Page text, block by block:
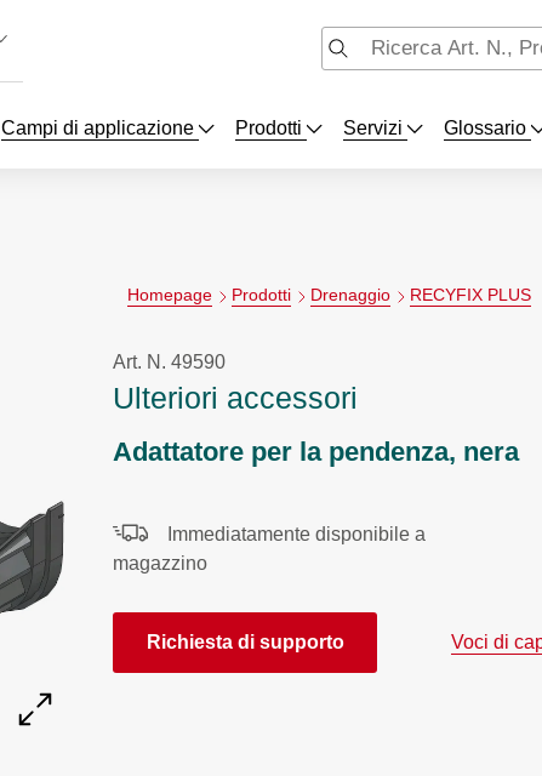
Campi di applicazione Prodotti Servizi Glossario
Homepage Prodotti Drenaggio RECYFIX PLUS
Art. N. 49590
Ulteriori accessori
Adattatore per la pendenza, nera
Immediatamente disponibile a
magazzino
Richiesta di supporto Voci di